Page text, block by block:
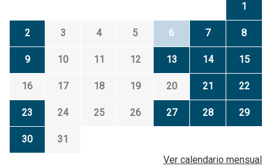
1
2 3 4 5 6 7 8
9 10 11 12 13 14 15
16 17 18 19 20 21 22
23 24 25 26 27 28 29
30
31
Ver calendario mensual